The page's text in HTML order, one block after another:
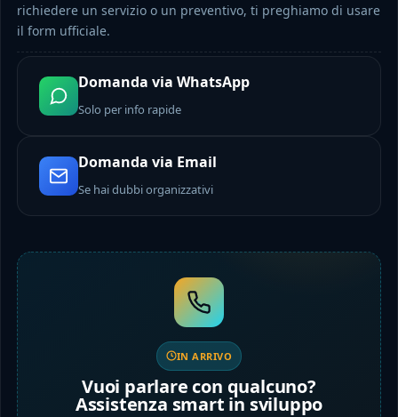
richiedere un servizio o un preventivo, ti preghiamo di usare
il form ufficiale.
Domanda via WhatsApp
Solo per info rapide
Domanda via Email
Se hai dubbi organizzativi
IN ARRIVO
Vuoi parlare con qualcuno?
Assistenza smart in sviluppo